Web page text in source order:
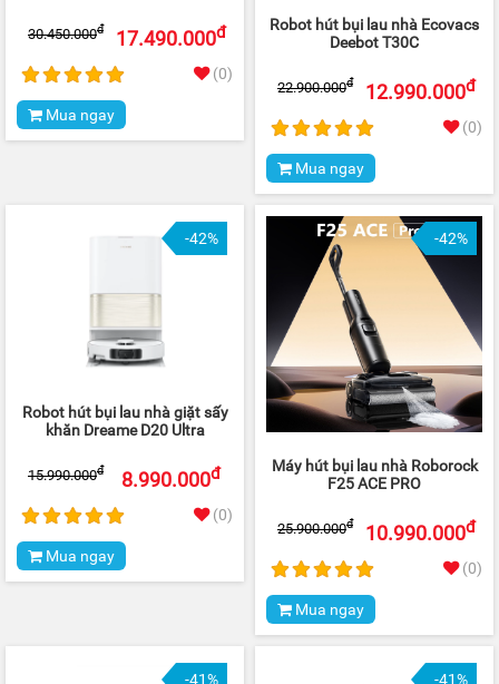
17.490.000đ
30.450.000đ
(0)
Mua ngay
Robot hút bụi lau nhà Ecovacs
Deebot T30C
12.990.000đ
22.900.000đ
(0)
Mua ngay
-42%
Robot hút bụi lau nhà giặt sấy
khăn Dreame D20 Ultra
8.990.000đ
15.990.000đ
(0)
Mua ngay
-42%
Máy hút bụi lau nhà Roborock
F25 ACE PRO
10.990.000đ
25.900.000đ
(0)
Mua ngay
-41% -41%